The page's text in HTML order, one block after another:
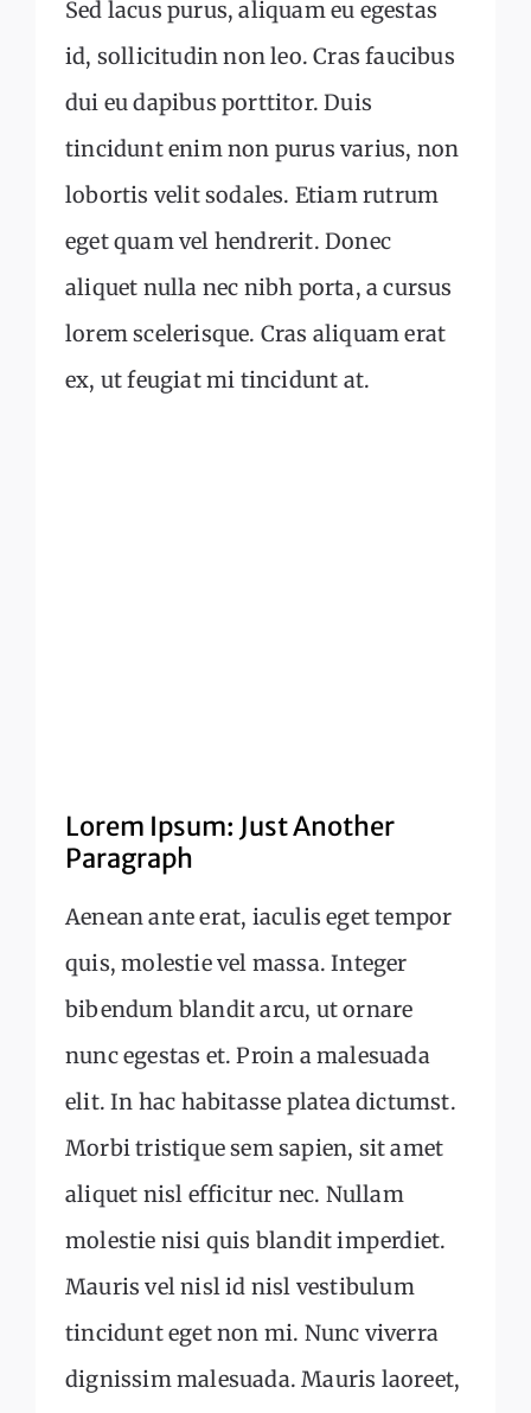
Sed lacus purus, aliquam eu egestas
id, sollicitudin non leo. Cras faucibus
dui eu dapibus porttitor. Duis
tincidunt enim non purus varius, non
lobortis velit sodales. Etiam rutrum
eget quam vel hendrerit. Donec
aliquet nulla nec nibh porta, a cursus
lorem scelerisque. Cras aliquam erat
ex, ut feugiat mi tincidunt at.
Lorem Ipsum: Just Another
Paragraph
Aenean ante erat, iaculis eget tempor
quis, molestie vel massa. Integer
bibendum blandit arcu, ut ornare
nunc egestas et. Proin a malesuada
elit. In hac habitasse platea dictumst.
Morbi tristique sem sapien, sit amet
aliquet nisl efficitur nec. Nullam
molestie nisi quis blandit imperdiet.
Mauris vel nisl id nisl vestibulum
tincidunt eget non mi. Nunc viverra
dignissim malesuada. Mauris laoreet,